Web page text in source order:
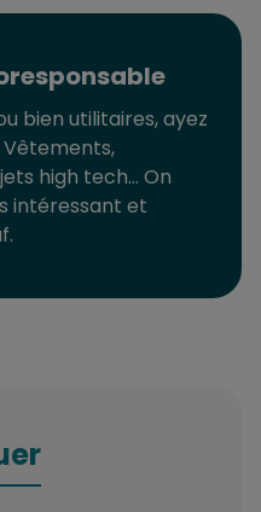
bien utilitaires, ayez
high tech… On
intéressant et